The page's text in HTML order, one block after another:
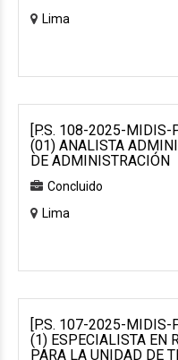
Lima
[P.S. 108-2025-MIDIS-
(01) ANALISTA
DE ADMINISTRACIÓN
Concluido
Lima
[P.S. 107-2025-MIDIS-
(1) ESPECIALISTA EN
PARA LA UNIDAD DE